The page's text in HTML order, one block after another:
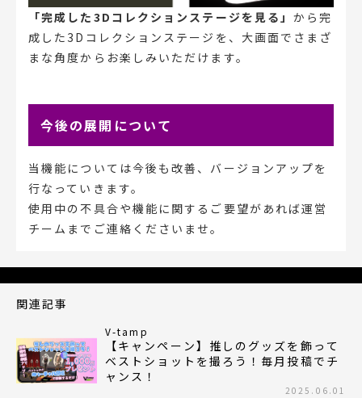
「完成した3Dコレクションステージを見る」から完
成した3Dコレクションステージを、大画面でさまざ
まな角度からお楽しみいただけます。
今後の展開について
当機能については今後も改善、バージョンアップを
行なっていきます。
使用中の不具合や機能に関するご要望があれば運営
チームまでご連絡くださいませ。
関連記事
V-tamp
【キャンペーン】推しのグッズを飾って
ベストショットを撮ろう！毎月投稿でチ
ャンス！
2025.06.01